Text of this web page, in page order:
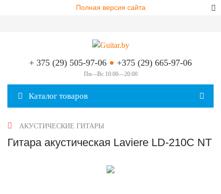
Полная версия сайта
+ 375 (29) 505-97-06 +375 (29) 665-97-06
Пн—Вс 10:00—20:00
Каталог товаров
АКУСТИЧЕСКИЕ ГИТАРЫ
Гитара акустическая Laviere LD-210C NT